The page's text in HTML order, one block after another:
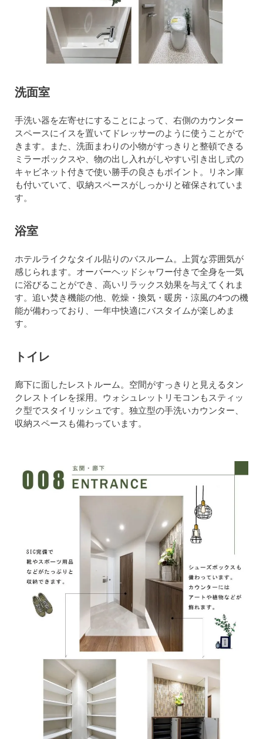
洗面室
手洗い器を左寄せにすることによって、右側のカウンター
スペースにイスを置いてドレッサーのように使うことがで
きます。また、洗面まわりの小物がすっきりと整頓できる
ミラーボックスや、物の出し入れがしやすい引き出し式の
キャビネット付きで使い勝手の良さもポイント。リネン庫
も付いていて、収納スペースがしっかりと確保されていま
す。
浴室
ホテルライクなタイル貼りのバスルーム。上質な雰囲気が
感じられます。オーバーヘッドシャワー付きで全身を一気
に浴びることができ、高いリラックス効果を与えてくれま
す。追い焚き機能の他、乾燥・換気・暖房・涼風の4つの機
能が備わっており、一年中快適にバスタイムが楽しめま
す。
トイレ
廊下に面したレストルーム。空間がすっきりと見えるタン
クレストイレを採用。ウォシュレットリモコンもスティッ
ク型でスタイリッシュです。独立型の手洗いカウンター、
収納スペースも備わっています。